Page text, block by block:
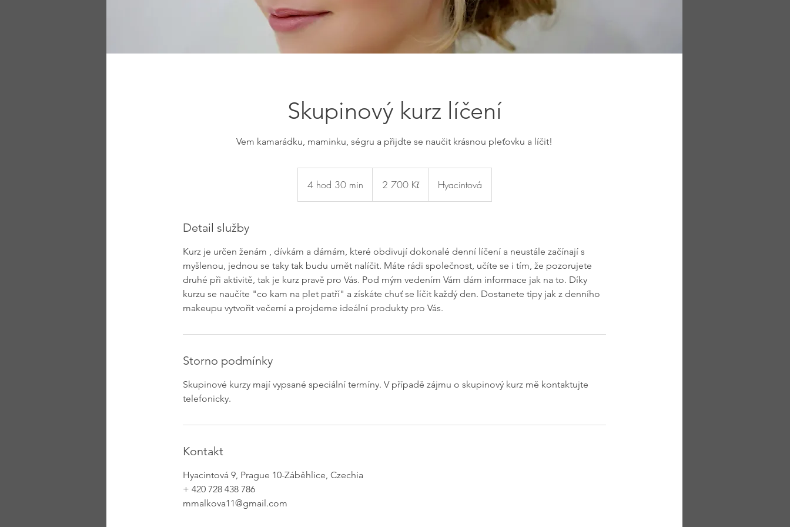
Skupinový kurz líčení
Vem kamarádku, maminku, ségru a přijdte se naučit krásnou pleťovku a líčit!
4 hod 30 min
h
0
m
i
n
korun2 700 Kč Hyacintová
Detail služby
Kurz je určen ženám , dívkám a dámám, které obdivují dokonalé denní líčení a neustále začínají s
myšlenou, jednou se taky tak budu umět nalíčit. Máte rádi společnost, učíte se i tím, že pozorujete
druhé při aktivitě, tak je kurz pravě pro Vás. Pod mým vedením Vám dám informace jak na to. Díky
kurzu se naučíte "co kam na plet patří" a získáte chuť se líčit každý den. Dostanete tipy jak z denního
makeupu vytvořit večerní a projdeme ideální produkty pro Vás.
Storno podmínky
Skupinové kurzy mají vypsané speciální termíny. V případě zájmu o skupinový kurz mě kontaktujte
telefonicky.
Kontakt
Hyacintová 9, Prague 10-Záběhlice, Czechia
+ 420 728 438 786
mmalkova11@gmail.com